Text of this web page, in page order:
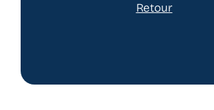
Retour